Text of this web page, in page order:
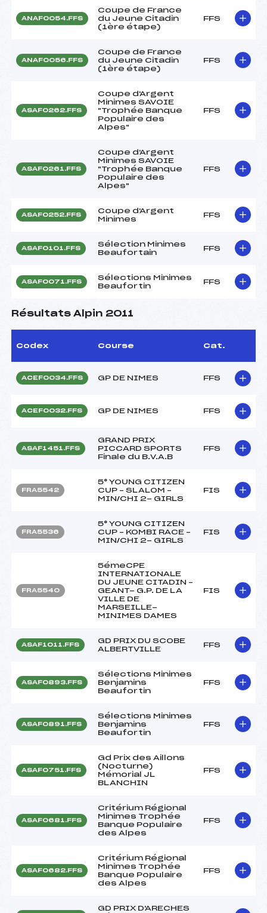
ANAF0054.FFS
Coupe de France
du Jeune Citadin
(1ère étape)
FFS
ANAF0056.FFS
Coupe de France
du Jeune Citadin
(1ère étape)
FFS
ASAF0262.FFS
Coupe d'Argent
Minimes SAVOIE
"Trophée Banque
Populaire des
Alpes"
FFS
ASAF0261.FFS
Coupe d'Argent
Minimes SAVOIE
"Trophée Banque
Populaire des
Alpes"
FFS
ASAF0252.FFS
Coupe d'Argent
Minimes
FFS
ASAF0101.FFS
Sélection Minimes
Beaufortain
FFS
ASAF0071.FFS
Sélections Minimes
Beaufortin
FFS
Résultats Alpin 2011
Codex Course Cat.
ACEF0034.FFS GP DE NIMES FFS
ACEF0032.FFS GP DE NIMES FFS
ASAF1451.FFS
GRAND PRIX
PICCARD SPORTS
Finale du B.V.A.B
FFS
FRA5542
5° YOUNG CITIZEN
CUP – SLALOM –
MIN/CHI 2- GIRLS
FIS
FRA5536
5° YOUNG CITIZEN
CUP – KOMBI RACE –
MIN/CHI 2- GIRLS
FIS
FRA5540
5émeCPE
INTERNATIONALE
DU JEUNE CITADIN –
GEANT- G.P. DE LA
VILLE DE
MARSEILLE-
MINIMES DAMES
FIS
ASAF1011.FFS
GD PRIX DU SCOBE
ALBERTVILLE
FFS
ASAF0893.FFS
Sélections Minimes
Benjamins
Beaufortin
FFS
ASAF0891.FFS
Sélections Minimes
Benjamins
Beaufortin
FFS
ASAF0751.FFS
Gd Prix des Aillons
(Nocturne)
Mémorial JL
BLANCHIN
FFS
ASAF0681.FFS
Critérium Régional
Minimes Trophée
Banque Populaire
des Alpes
FFS
ASAF0682.FFS
Critérium Régional
Minimes Trophée
Banque Populaire
des Alpes
FFS
GD PRIX D'ARECHES